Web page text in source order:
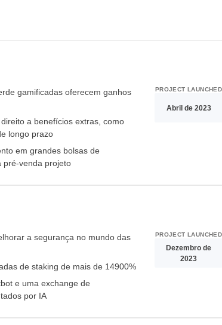
gamificadas oferecem ganhos
a benefícios extras, como
longo prazo
em grandes bolsas de
pré-venda projeto
PROJECT LAUNCHED
Abril de 2023
a segurança no mundo das
de staking de mais de 14900%
e uma exchange de
por IA
PROJECT LAUNCHED
Dezembro de
2023